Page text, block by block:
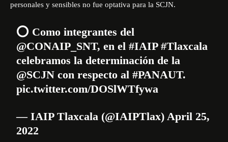
personales y sensibles no fue optativa para la SCJN.
⭕️ Como integrantes del
@CONAIP_SNT, en el#IAIP #Tlaxcala
celebramos la determinación de la
@SCJN con respecto al#PANAUT.
pic.twitter.com/DOSlWTfywa
— IAIP Tlaxcala (@IAIPTlax)April 25,
2022